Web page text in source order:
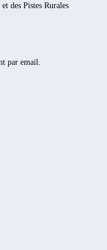
des Pistes Rurales
par email.